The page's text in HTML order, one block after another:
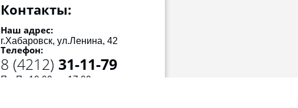
Контакты:
Наш адрес:
г.Хабаровск, ул.Ленина, 42
Телефон:
8 (4212) 31-11-79
Пн-Пт 10:00 до 17:00